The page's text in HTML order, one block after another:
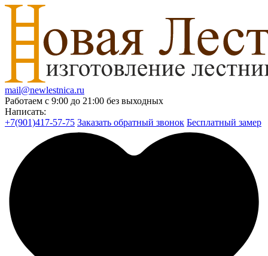
mail@newlestnica.ru
Работаем с 9:00 до 21:00 без выходных
Написать:
+7(901)417-57-75 Заказать обратный звонок Бесплатный замер